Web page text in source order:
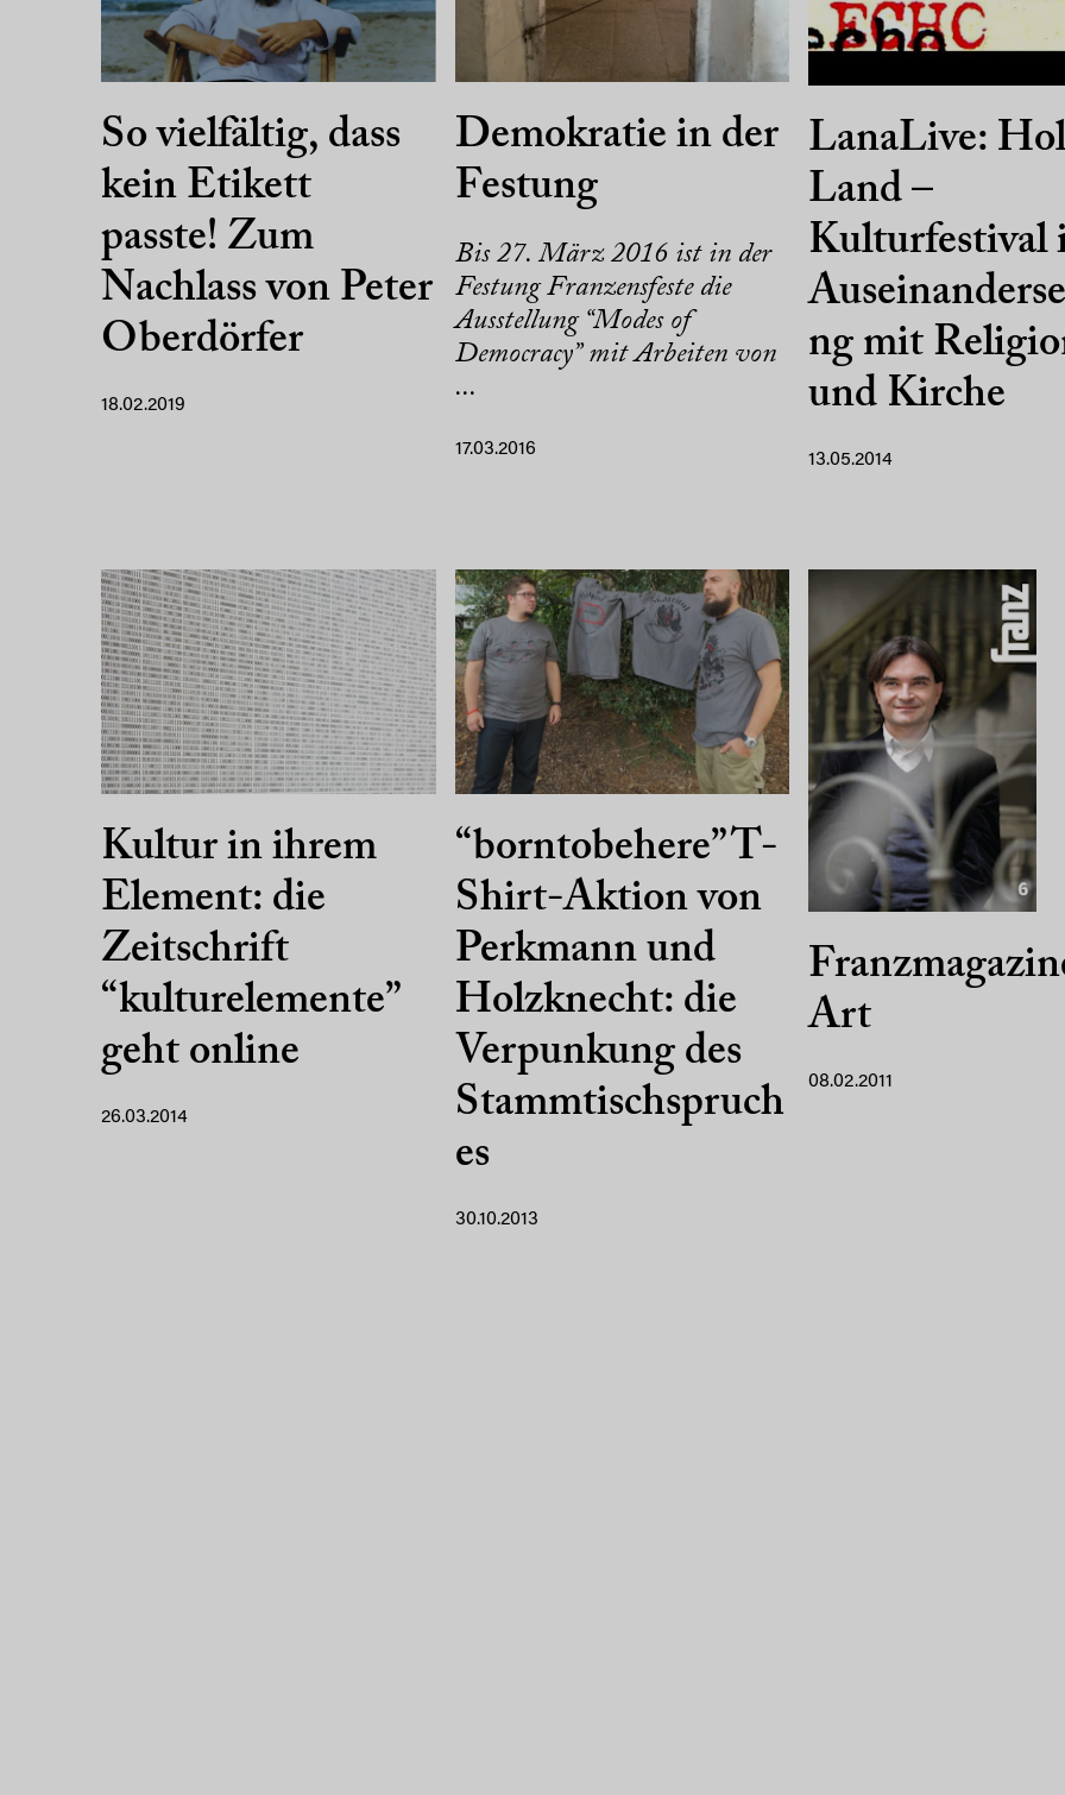
So vielfältig, dass
kein Etikett
passte! Zum
Nachlass von Peter
Oberdörfer
18.02.2019
Demokratie in der
Festung
Bis 27. März 2016 ist in der
Festung Franzensfeste die
Ausstellung “Modes of
Democracy” mit Arbeiten von
...
17.03.2016
LanaLive:
Land –
Kulturfestival
ng mit
und Kirche
13.05.2014
Kultur in ihrem
Element: die
Zeitschrift
“kulturelemente”
geht online
26.03.2014
“borntobehere” T-
Shirt-Aktion von
Perkmann und
Holzknecht: die
Verpunkung des
Stammtischspruch
es
30.10.2013
Art
08.02.2011